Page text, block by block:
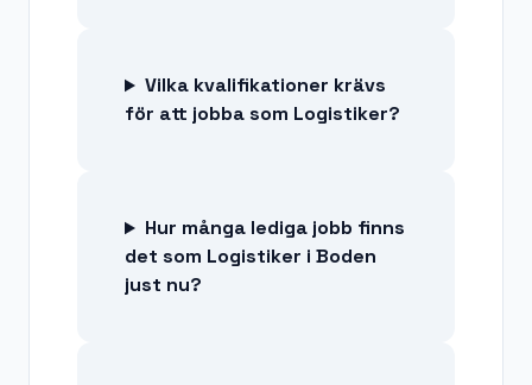
Vilka kvalifikationer krävs
för att jobba som Logistiker?
Hur många lediga jobb finns
det som Logistiker i Boden
just nu?